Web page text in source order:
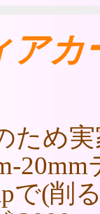
アカ
め実
で(削